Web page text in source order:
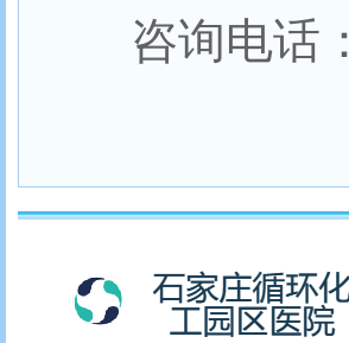
咨询电话：